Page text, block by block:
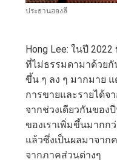
เป็นประธานฮองลี
Hong Lee: ในปี
ที่ไม่ธรรมดามาด้วย
ขึ้น ๆ ลง ๆ มากมาย
การขายและรายได้จ
จากช่วงเดียวกันของ
ของเราเพิ่มขึ้นมากก
แล้วซึ่งเป็นผลมาจา
จากภาคส่วนต่างๆ